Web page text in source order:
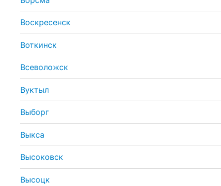
Воскресенск
Воткинск
Всеволожск
Вуктыл
Выборг
Выкса
Высоковск
Высоцк